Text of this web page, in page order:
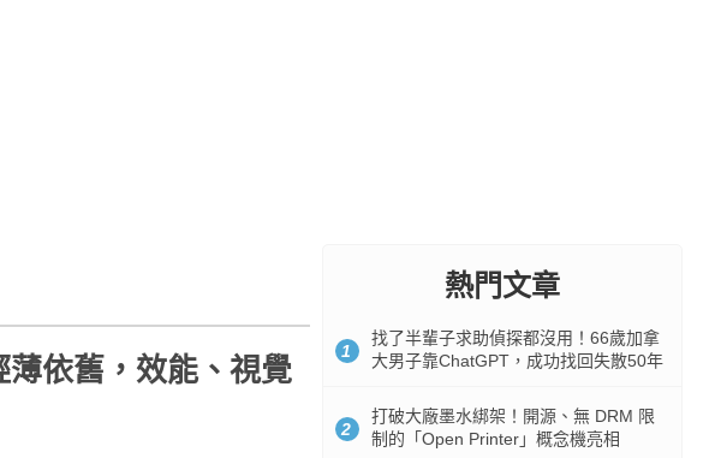
依舊，效能、視覺
熱門文章
1
找了半輩子求助偵探都沒用！66歲加拿
大男子靠ChatGPT，成功找回失散50年
2
打破大廠墨水綁架！開源、無 DRM 限
制的「Open Printer」概念機亮相